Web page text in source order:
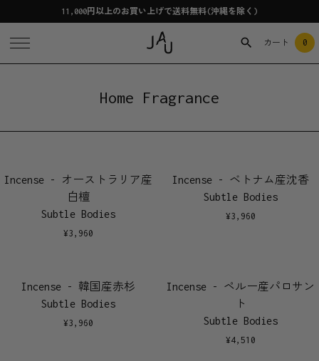
11,000円以上のお買い上げで送料無料(沖縄を除く)
カート 0
Home Fragrance
Incense - オーストラリア産
白檀
Subtle Bodies
¥3,960
Incense - ベトナム産沈香
Subtle Bodies
¥3,960
Incense - 韓国産赤杉
Subtle Bodies
¥3,960
Incense - ペルー産パロサン
ト
Subtle Bodies
¥4,510